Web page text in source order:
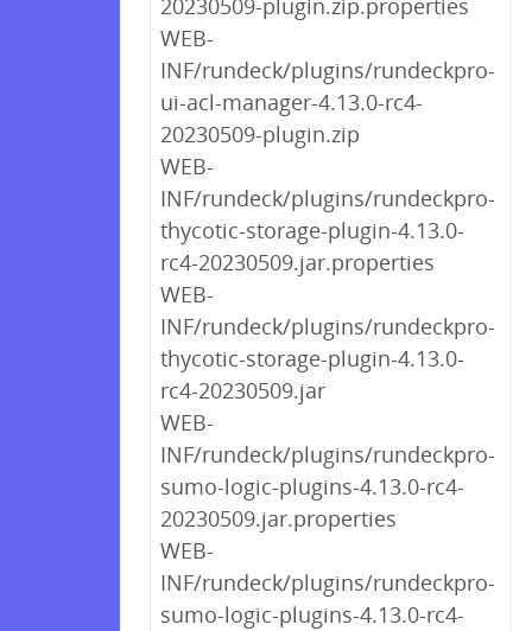
20230509-plugin.zip.properties
WEB-
INF/rundeck/plugins/rundeckpro-
ui-acl-manager-4.13.0-rc4-
20230509-plugin.zip
WEB-
INF/rundeck/plugins/rundeckpro-
thycotic-storage-plugin-4.13.0-
rc4-20230509.jar.properties
WEB-
INF/rundeck/plugins/rundeckpro-
thycotic-storage-plugin-4.13.0-
rc4-20230509.jar
WEB-
INF/rundeck/plugins/rundeckpro-
sumo-logic-plugins-4.13.0-rc4-
20230509.jar.properties
WEB-
INF/rundeck/plugins/rundeckpro-
sumo-logic-plugins-4.13.0-rc4-